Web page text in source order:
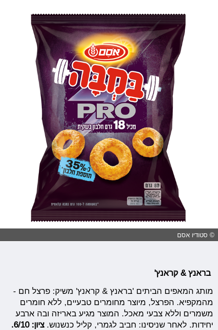
© סטודיו אסם
בראנץ & קראנץ'
מותג המאפים הביתים 'בראנץ & קראנץ' משיק: פרצל חם -
מהמקפיא. הפרצל, מיוצר מחומרים טבעיים, ללא חומרים
משמרים וללא צבעי מאכל. המוצר מגיע באריזה ובה ארבע
יחידות. לאחר שניסינו: חביב לגמרי, קליל כנשנוש.ציון: 6/10.